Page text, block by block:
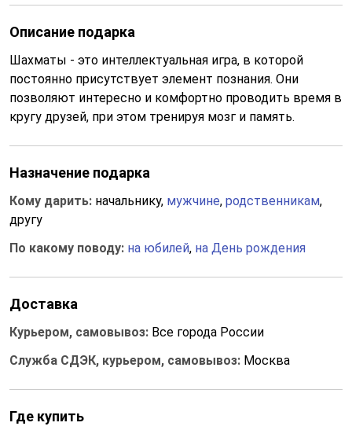
Описание подарка
Шахматы - это интеллектуальная игра, в которой
постоянно присутствует элемент познания. Они
позволяют интересно и комфортно проводить время в
кругу друзей, при этом тренируя мозг и память.
Назначение подарка
Кому дарить: начальнику, мужчине, родственникам,
другу
По какому поводу: на юбилей, на День рождения
Доставка
Курьером, самовывоз: Все города России
Служба СДЭК, курьером, самовывоз: Москва
Где купить